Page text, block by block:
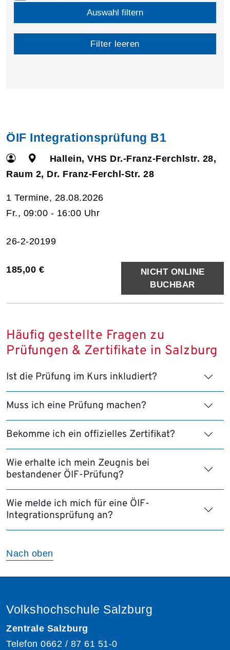
Auswahl filtern
Filter leeren
ÖIF Integrationsprüfung B1
Hallein, VHS Dr.-Franz-Ferchlstr. 28,
Raum 2, Dr. Franz-Ferchl-Str. 28
1 Termine, 28.08.2026
Fr., 09:00 - 16:00 Uhr
26-2-20199
185,00 €
NICHT ONLINE
BUCHBAR
Häufig gestellte Fragen zu
Prüfungen & Zertifikate in Salzburg
Ist die Prüfung im Kurs inkludiert?
Muss ich eine Prüfung machen?
Bekomme ich ein offizielles Zertifikat?
Wie erhalte ich mein Zeugnis bei
bestandener ÖIF-Prüfung?
Wie melde ich mich für eine ÖIF-
Integrationsprüfung an?
Nach oben
Volkshochschule Salzburg
Zentrale Salzburg
Telefon 0662 / 87 61 51-0